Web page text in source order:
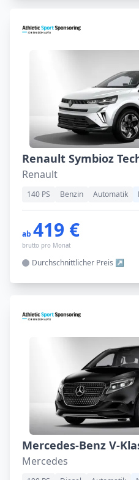
Renault Symbioz
Renault
140 PS Benzin Automatik
ab 419 €
brutto pro Monat
Durchschnittlicher Preis
Mercedes